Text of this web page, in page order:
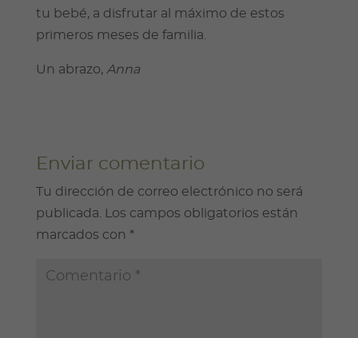
tu bebé, a disfrutar al máximo de estos
primeros meses de familia.
Un abrazo, Anna
Enviar comentario
Tu dirección de correo electrónico no será
publicada. Los campos obligatorios están
marcados con *